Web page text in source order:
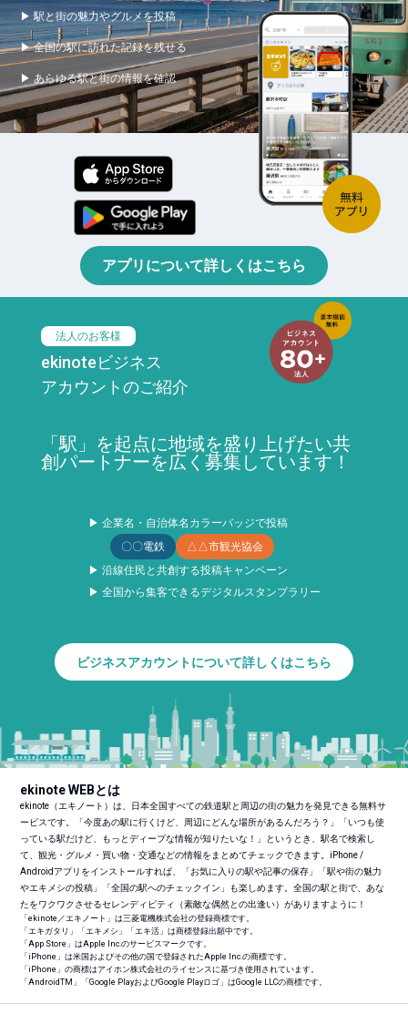
▶ 駅と街の魅力やグルメを投稿
▶ 全国の駅に訪れた記録を残せる
▶ あらゆる駅と街の情報を確認
アプリについて詳しくはこちら
法人のお客様
ekinoteビジネス
アカウントのご紹介
「駅」を起点に地域を盛り上げたい共
創パートナーを広く募集しています！
▶ 企業名・自治体名カラーバッジで投稿
〇〇電鉄
△△市観光協会
▶ 沿線住民と共創する投稿キャンペーン
▶ 全国から集客できるデジタルスタンプラリー
ビジネスアカウントについて詳しくはこちら
ekinote WEBとは
ekinote（エキノート）は、日本全国すべての鉄道駅と周辺の街の魅力を発見できる無料サ
ービスです。「今度あの駅に行くけど、周辺にどんな場所があるんだろう？」「いつも使
っている駅だけど、もっとディープな情報が知りたいな！」というとき、駅名で検索し
て、観光・グルメ・買い物・交通などの情報をまとめてチェックできます。iPhone /
Androidアプリをインストールすれば、「お気に入りの駅や記事の保存」「駅や街の魅力
やエキメシの投稿」「全国の駅へのチェックイン」も楽しめます。全国の駅と街で、あな
たをワクワクさせるセレンディピティ（素敵な偶然との出逢い）がありますように！
「ekinote／エキノート」は三菱電機株式会社の登録商標です。
「エキガタリ」「エキメシ」「エキ活」は商標登録出願中です。
「App Store」はApple Inc.のサービスマークです。
「iPhone」は米国およびその他の国で登録されたApple Inc.の商標です。
「iPhone」の商標はアイホン株式会社のライセンスに基づき使用されています。
「AndroidTM 」「Google PlayおよびGoogle Playロゴ」はGoogle LLCの商標です。